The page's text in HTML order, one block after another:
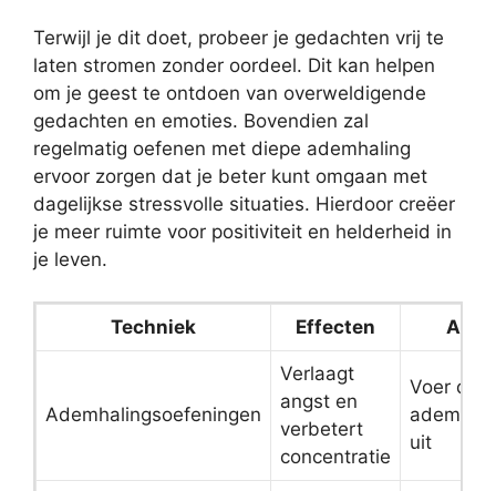
Terwijl je dit doet, probeer je gedachten vrij te
laten stromen zonder oordeel. Dit kan helpen
om je geest te ontdoen van overweldigende
gedachten en emoties. Bovendien zal
regelmatig oefenen met diepe ademhaling
ervoor zorgen dat je beter kunt omgaan met
dagelijkse stressvolle situaties. Hierdoor creëer
je meer ruimte voor positiviteit en helderheid in
je leven.
Techniek Effecten
Ademhalingsoefeningen
Verlaagt
angst en
verbetert
concentratie
Voer
uit